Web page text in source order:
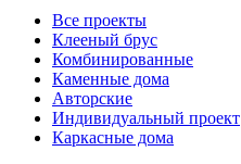
Все проекты
Клееный брус
Комбинированные
Каменные дома
Авторские
Индивидуальный проект
Каркасные дома